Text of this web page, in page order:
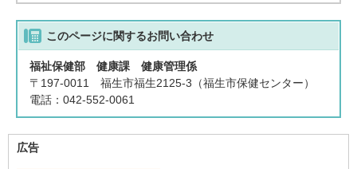
このページに関するお問い合わせ
福祉保健部 健康課 健康管理係
〒197-0011 福生市福生2125-3（福生市保健センター）
電話：042-552-0061
広告